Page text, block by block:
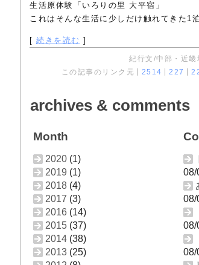
生活原体験「いろりの里 大平宿」
これはそんな生活に少しだけ触れてきた1
[ 続きを読む ]
紀行文/中部・近畿
この記事のリンク元
2514 227
archives & comments
Month
2020 (1)
2019 (1)
2018 (4)
2017 (3)
2016 (14)
2015 (37)
2014 (38)
2013 (25)
08/
08/
08/
08/